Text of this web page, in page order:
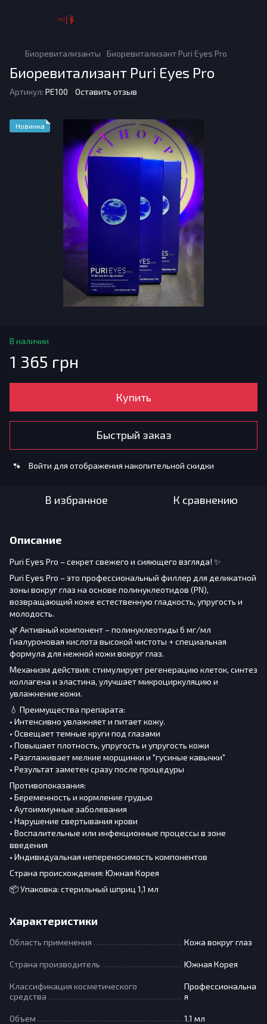
Биоревитализанты Биоревитализант Puri Eyes Pro
Биоревитализант Puri Eyes Pro
Артикул: PE100 Оставить отзыв
Новинка
В наличии
1 365 грн
Купить
Быстрый заказ
% Войти для отображения накопительной скидки
В избранное К сравнению
Описание
Puri Eyes Pro – секрет свежего и сияющего взгляда! ✨
Puri Eyes Pro – это профессиональный филлер для деликатной
зоны вокруг глаз на основе полинуклеотидов (PN),
возвращающий коже естественную гладкость, упругость и
молодость.
🌿 Активный компонент – полинуклеотиды 6 мг/мл
Гиалуроновая кислота высокой чистоты + специальная
формула для нежной кожи вокруг глаз.
Механизм действия: стимулирует регенерацию клеток, синтез
коллагена и эластина, улучшает микроциркуляцию и
увлажнение кожи.
💧 Преимущества препарата:
• Интенсивно увлажняет и питает кожу.
• Освещает темные круги под глазами
• Повышает плотность, упругость и упругость кожи
• Разглаживает мелкие морщинки и "гусиные кавычки"
• Результат заметен сразу после процедуры
Противопоказания:
• Беременность и кормление грудью
• Аутоиммунные заболевания
• Нарушение свертывания крови
• Воспалительные или инфекционные процессы в зоне
введения
• Индивидуальная непереносимость компонентов
Страна происхождения: Южная Корея
📦 Упаковка: стерильный шприц 1,1 мл
Характеристики
Область применения Кожа вокруг глаз
Страна производитель Южная Корея
Классификация косметического
средства
Профессиональна
я
Объем 1.1 мл